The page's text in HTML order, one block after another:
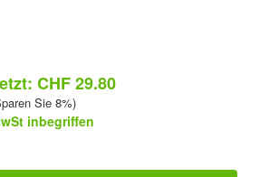
CHF 29.80
Sie 8%)
inbegriffen